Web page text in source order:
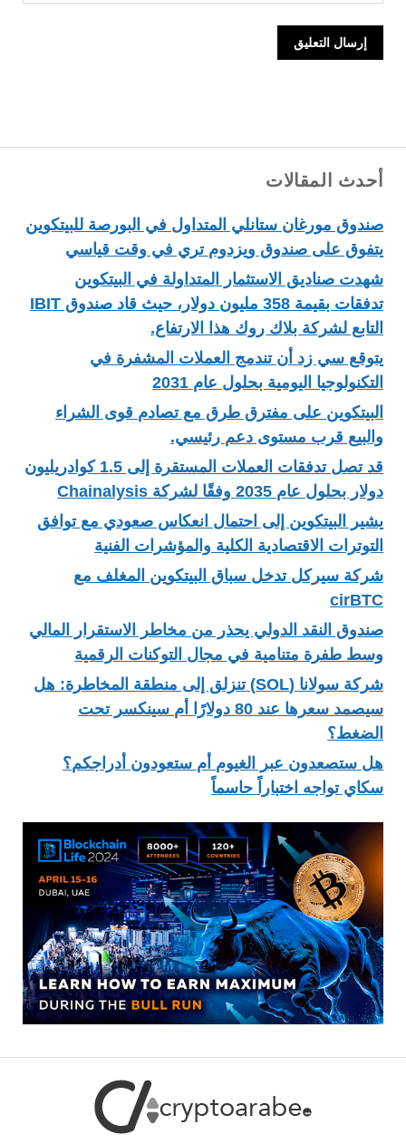
أحدث المقالات
صندوق مورغان ستانلي المتداول في البورصة للبيتكوين
يتفوق على صندوق ويزدوم تري في وقت قياسي
شهدت صناديق الاستثمار المتداولة في البيتكوين
تدفقات بقيمة 358 مليون دولار، حيث قاد صندوق IBIT
التابع لشركة بلاك روك هذا الارتفاع.
يتوقع سي زد أن تندمج العملات المشفرة في
التكنولوجيا اليومية بحلول عام 2031
البيتكوين على مفترق طرق مع تصادم قوى الشراء
والبيع قرب مستوى دعم رئيسي.
قد تصل تدفقات العملات المستقرة إلى 1.5 كوادريليون
دولار بحلول عام 2035 وفقًا لشركة Chainalysis
يشير البيتكوين إلى احتمال انعكاس صعودي مع توافق
التوترات الاقتصادية الكلية والمؤشرات الفنية
شركة سيركل تدخل سباق البيتكوين المغلف مع
cirBTC
صندوق النقد الدولي يحذر من مخاطر الاستقرار المالي
وسط طفرة متنامية في مجال التوكنات الرقمية
شركة سولانا (SOL) تنزلق إلى منطقة المخاطرة: هل
سيصمد سعرها عند 80 دولارًا أم سينكسر تحت
الضغط؟
هل ستصعدون عبر الغيوم أم ستعودون أدراجكم؟
سكاي تواجه اختباراً حاسماً